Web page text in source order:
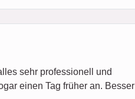
sehr professionell und
einen Tag früher an. Besser